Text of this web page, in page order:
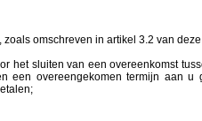
omschreven in artikel 3.2 van
het sluiten van een overeenkomst
een overeengekomen termijn aan u